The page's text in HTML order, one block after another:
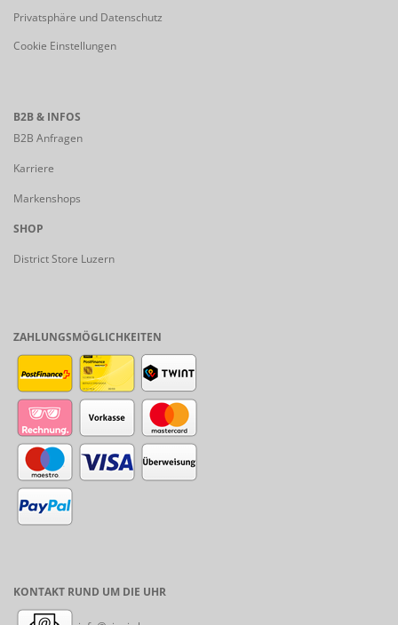
Privatsphäre und Datenschutz
Cookie Einstellungen
B2B & INFOS
B2B Anfragen
Karriere
Markenshops
SHOP
District Store Luzern
ZAHLUNGSMÖGLICHKEITEN
KONTAKT RUND UM DIE UHR